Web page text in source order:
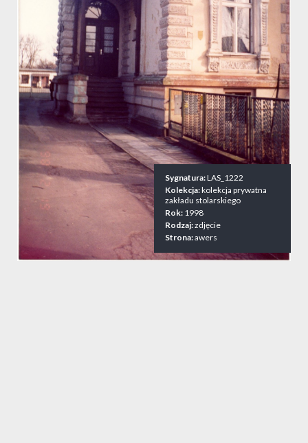
Sygnatura:LAS_1222
Kolekcja:kolekcja prywatna
zakładu stolarskiego
Rok: 1998
Rodzaj:zdjęcie
Strona:awers